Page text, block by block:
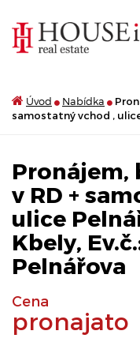
Úvod Nabídka
samostatný vchod ,
Pronájem,
v RD +
ulice
Kbely,
Pelnářova
Cena
pronajato